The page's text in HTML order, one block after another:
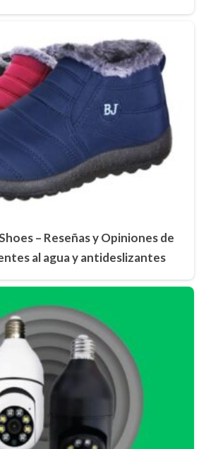
– Reseñas y Opiniones de
al agua y antideslizantes